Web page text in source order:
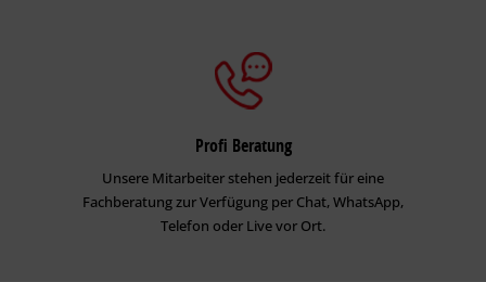
Profi Beratung
Unsere Mitarbeiter stehen jederzeit für eine
Fachberatung zur Verfügung per Chat, WhatsApp,
Telefon oder Live vor Ort.